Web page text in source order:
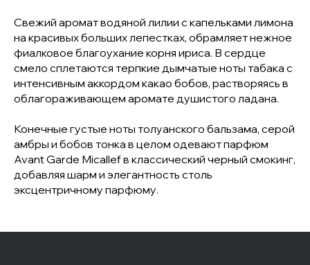
Свежий аромат водяной лилии с капельками лимона
на красивых больших лепестках, обрамляет нежное
фиалковое благоухание корня ириса. В сердце
смело сплетаются терпкие дымчатые ноты табака с
интенсивным аккордом какао бобов, растворяясь в
облагораживающем аромате душистого ладана.
Конечные густые ноты толуанского бальзама, серой
амбры и бобов тонка в целом одевают парфюм
Avant Garde Micallef в классический черный смокинг,
добавляя шарм и элегантность столь
эксцентричному парфюму.